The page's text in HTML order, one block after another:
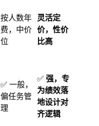
按人数年
费，中价
位
灵活定
价，性价
比高
✅ 一般，
偏任务管
理
✅ 强，专
为绩效落
地设计对
齐逻辑